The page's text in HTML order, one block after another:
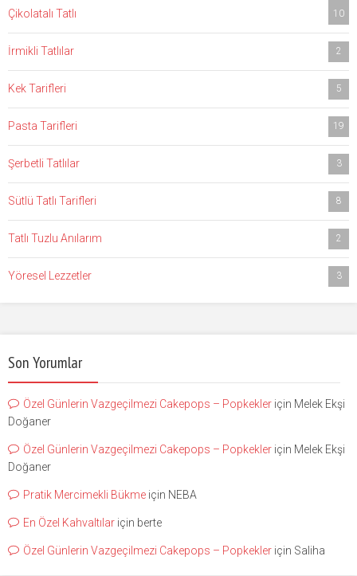
Çikolatalı Tatlı 10
İrmikli Tatlılar 2
Kek Tarifleri 5
Pasta Tarifleri 19
Şerbetli Tatlılar 3
Sütlü Tatlı Tarifleri 8
Tatlı Tuzlu Anılarım 2
Yöresel Lezzetler 3
Son Yorumlar
Özel Günlerin Vazgeçilmezi Cakepops – Popkekler için Melek Ekşi
Doğaner
Özel Günlerin Vazgeçilmezi Cakepops – Popkekler için Melek Ekşi
Doğaner
Pratik Mercimekli Bükme için NEBA
En Özel Kahvaltılar için berte
Özel Günlerin Vazgeçilmezi Cakepops – Popkekler için Saliha